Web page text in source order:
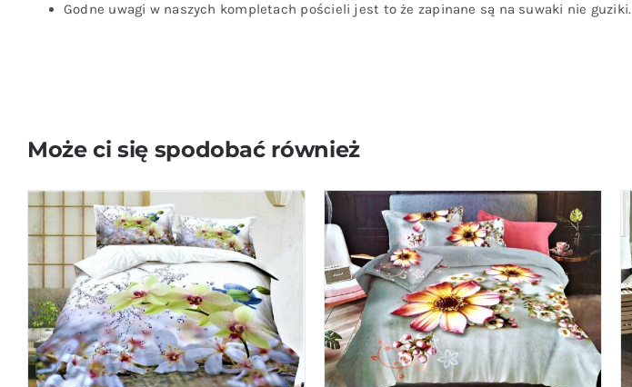
Godne uwagi w naszych kompletach pościeli jest to że zapinane są na suwaki nie guziki.
Może ci się spodobać również
DODAJ DO KOSZYKA / QUICK VIEW DODAJ DO KOSZYKA / QUICK VIEW